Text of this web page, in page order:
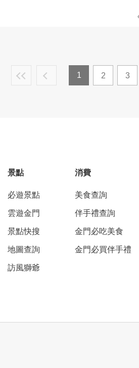
1 2 3
景點
必遊景點
雲遊金門
景點快搜
地圖查詢
訪風獅爺
消費
美食查詢
伴手禮查詢
金門必吃美食
金門必買伴手禮